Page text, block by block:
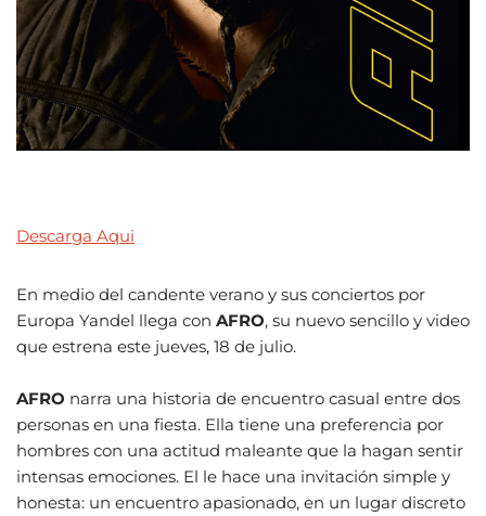
Descarga Aqui
En medio del candente verano y sus conciertos por
Europa Yandel llega con AFRO, su nuevo sencillo y video
que estrena este jueves, 18 de julio.
AFRO narra una historia de encuentro casual entre dos
personas en una fiesta. Ella tiene una preferencia por
hombres con una actitud maleante que la hagan sentir
intensas emociones. El le hace una invitación simple y
honesta: un encuentro apasionado, en un lugar discreto